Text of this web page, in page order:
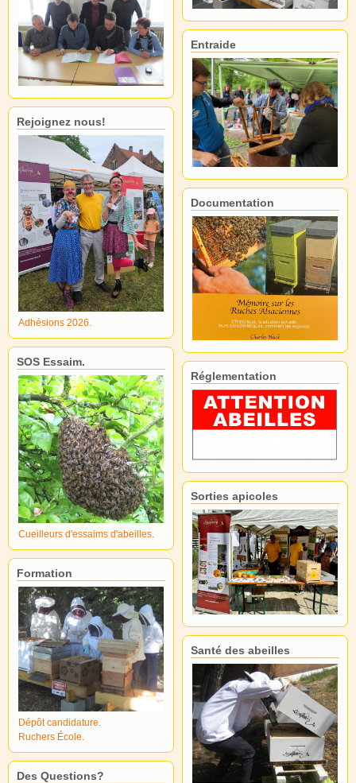
Rejoignez nous!
Adhésions 2026.
SOS Essaim.
Cueilleurs d'essaims d'abeilles.
Formation
Dépôt candidature.
Ruchers École.
Des Questions?
Entraide
Documentation
Réglementation
Sorties apicoles
Santé des abeilles